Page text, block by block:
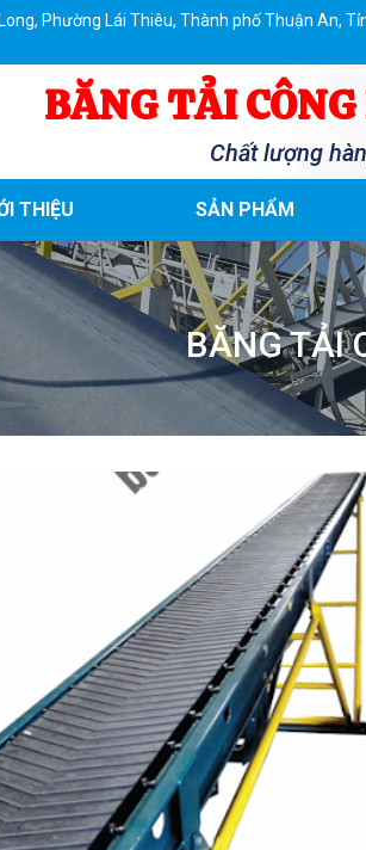
Phường Lái Thiêu, Thành phố Thuận An,
BĂNG TẢI
Chất lượng
THIỆU SẢN PHẨM
BĂNG TẢI